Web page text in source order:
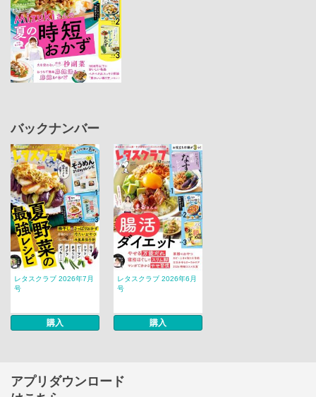
バックナンバー
レタスクラブ 2026年7月
号
購入
レタスクラブ 2026年6月
号
購入
アプリダウンロード